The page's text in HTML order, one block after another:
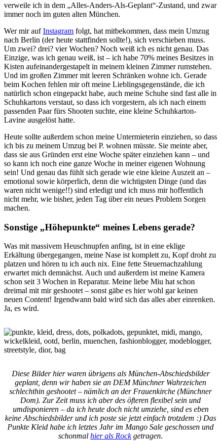
verweile ich in dem „Alles-Anders-Als-Geplant“-Zustand, und zwar
immer noch im guten alten München.
Wer mir aufInstagram folgt, hat mitbekommen, dass mein Umzug
nach Berlin (der heute stattfinden sollte!), sich verschieben muss.
Um zwei? drei? vier Wochen? Noch weiß ich es nicht genau. Das
Einzige, was ich genau weiß, ist – ich habe 70% meines Besitzes in
Kisten aufeinandergestapelt in meinem kleinen Zimmer rumstehen.
Und im großen Zimmer mit leeren Schränken wohne ich. Gerade
beim Kochen fehlen mir oft meine Lieblingsgegenstände, die ich
natürlich schon eingepackt habe, auch meine Schuhe sind fast alle in
Schuhkartons verstaut, so dass ich vorgestern, als ich nach einem
passenden Paar fürs Shooten suchte, eine kleine Schuhkarton-
Lavine ausgelöst hatte.
Heute sollte außerdem schon meine Untermieterin einziehen, so dass
ich bis zu meinem Umzug bei P. wohnen müsste. Sie meinte aber,
dass sie aus Gründen erst eine Woche später einziehen kann – und
so kann ich noch eine ganze Woche in meiner eigenen Wohnung
sein! Und genau das fühlt sich gerade wie eine kleine Auszeit an –
emotional sowie körperlich, denn die wichtigsten Dinge (und das
waren nicht wenige!!) sind erledigt und ich muss mir hoffentlich
nicht mehr, wie bisher, jeden Tag über ein neues Problem Sorgen
machen.
Sonstige „Höhepunkte“ meines Lebens gerade?
Was mit massivem Heuschnupfen anfing, ist in eine eklige
Erkältung übergegangen, meine Nase ist komplett zu, Kopf droht zu
platzen und hören tu ich auch nix. Eine fette Steuernachzahlung
erwartet mich demnächst. Auch und außerdem ist meine Kamera
schon seit 3 Wochen in Reparatur. Meine liebe Miu hat schon
dreimal mit mir geshootet – sonst gäbe es hier wohl gar keinen
neuen Content! Irgendwann bald wird sich das alles aber einrenken.
Ja, es wird.
Diese Bilder hier waren übrigens als München-Abschiedsbilder
geplant, denn wir haben sie an DEM Münchner Wahrzeichen
schlechthin geshootet – nämlich an der Frauenkirche (Münchner
Dom). Zur Zeit muss ich aber des öfteren flexibel sein und
umdisponieren – da ich heute doch nicht umziehe, sind es eben
keine Abschiedsbilder und ich poste sie jetzt einfach trotzdem :) Das
Punkte Kleid habe ich letztes Jahr im Mango Sale geschossen und
schonmal hier als Rockgetragen.